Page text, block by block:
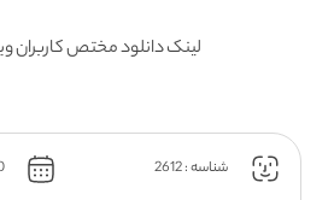
لینک دانلود مختص کاربران
شناسه : 2612 2017/10/20